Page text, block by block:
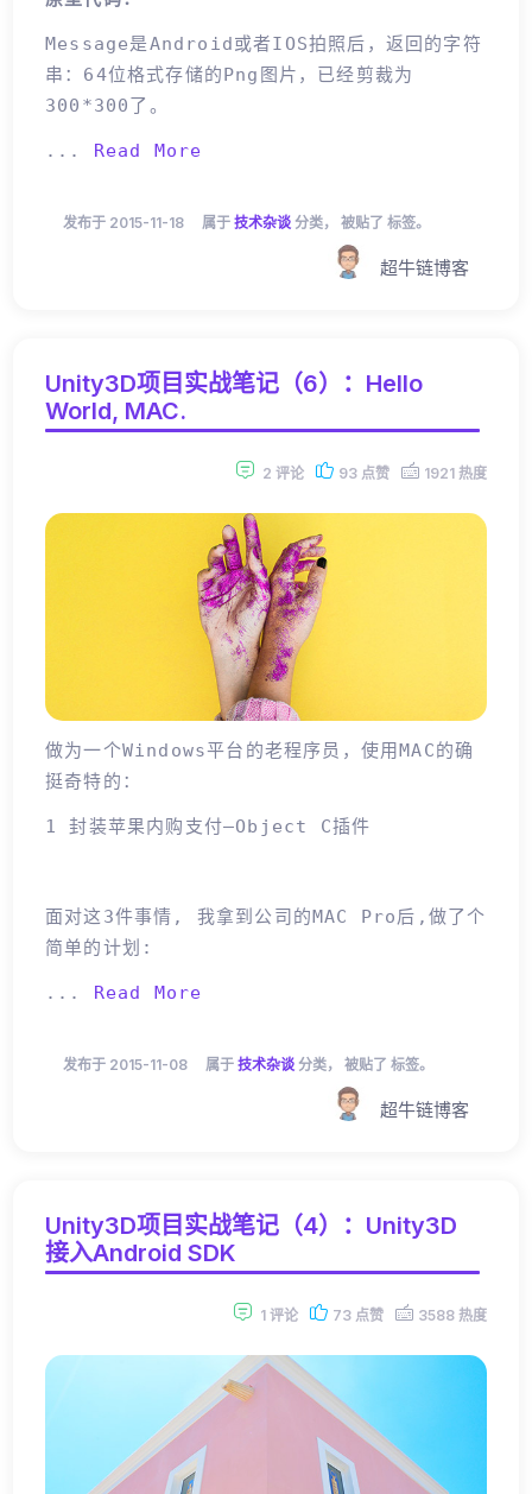
Message是Android或者IOS拍照后，返回的字符
串：64位格式存储的png图片，已经剪裁为
300*300了。
... Read More
发布于 2015-11-18 属于 技术杂谈 分类， 被贴了 标签。
超牛链博客
Unity3D项目实战笔记（6）：Hello
World, MAC.
2 评论 93 点赞 1921 热度
做为一个Windows平台的老程序员，使用MAC的确
挺奇特的：
1 封装苹果内购支付—Object C插件
面对这3件事情, 我拿到公司的MAC Pro后,做了个
简单的计划:
... Read More
发布于 2015-11-08 属于 技术杂谈 分类， 被贴了 标签。
超牛链博客
Unity3D项目实战笔记（4）：Unity3D
接入Android SDK
1 评论 73 点赞 3588 热度